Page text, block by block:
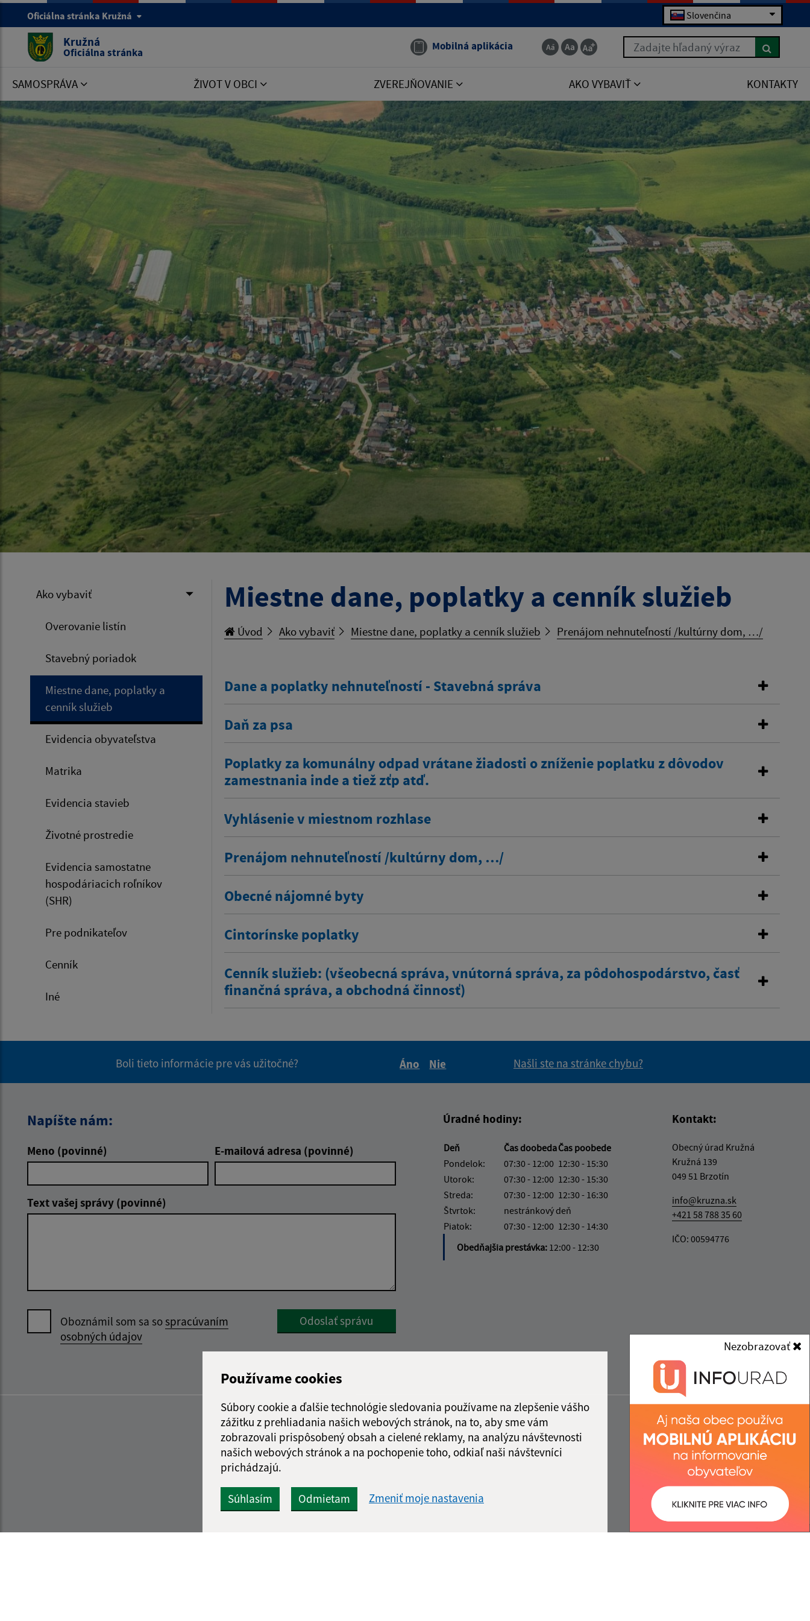
Používame cookies
Súbory cookie a ďalšie technológie sledovania používame na zlepšenie vášho
zážitku z prehliadania našich webových stránok, na to, aby sme vám
zobrazovali prispôsobený obsah a cielené reklamy, na analýzu návštevnosti
našich webových stránok a na pochopenie toho, odkiaľ naši návštevníci
prichádzajú.
Súhlasím Odmietam Zmeniť moje nastavenia
Nezobrazovať
Oficiálna stránka Kružná Slovenčina
Kružná
Oficiálna stránka Mobilná aplikácia Zadajte hľadaný výraz
SAMOSPRÁVA ŽIVOT V OBCI ZVEREJŇOVANIE AKO VYBAVIŤ KONTAKTY
Ako vybaviť
Overovanie listín
Stavebný poriadok
Miestne dane, poplatky a
cenník služieb
Evidencia obyvateľstva
Matrika
Evidencia stavieb
Životné prostredie
Evidencia samostatne
hospodáriacich roľníkov
(SHR)
Pre podnikateľov
Cenník
Iné
Miestne dane, poplatky a cenník služieb
Úvod Ako vybaviť Miestne dane, poplatky a cenník služieb Prenájom nehnuteľností /kultúrny dom, …/
Dane a poplatky nehnuteľností - Stavebná správa
Daň za psa
Poplatky za komunálny odpad vrátane žiadosti o zníženie poplatku z dôvodov
zamestnania inde a tiež zťp atď.
Vyhlásenie v miestnom rozhlase
Prenájom nehnuteľností /kultúrny dom, …/
Obecné nájomné byty
Cintorínske poplatky
Cenník služieb: (všeobecná správa, vnútorná správa, za pôdohospodárstvo, časť
finančná správa, a obchodná činnosť)
Boli tieto informácie pre vás užitočné?
Áno
Nie
Našli ste na stránke chybu?
Napíšte nám:
Meno (povinné) E-mailová adresa (povinné)
Text vašej správy (povinné)
Oboznámil som sa sospracúvaním
osobných údajov
Google reCaptcha Response
Odoslať správu
Úradné hodiny:
Deň Čas doobedaČas poobede
Pondelok:
07:30 - 12:00 12:30 - 15:30
Utorok:
07:30 - 12:00 12:30 - 15:30
Streda:
07:30 - 12:00 12:30 - 16:30
Štvrtok:
nestránkový deň
Piatok:
07:30 - 12:00 12:30 - 14:30
Obedňajšia prestávka: 12:00 - 12:30
Kontakt:
Obecný úrad Kružná
Kružná 139
049 51 Brzotín
info@kruzna.sk
+421 58 788 35 60
IČO: 00594776